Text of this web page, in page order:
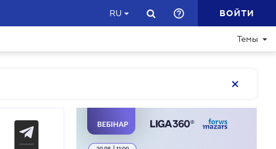
RU ВОЙТИ
Темы